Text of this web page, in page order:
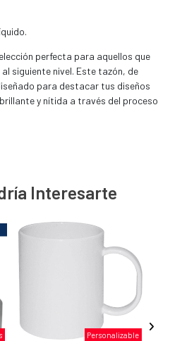
perfecta para aquellos que
siguiente nivel. Este tazón, de
para destacar tus diseños
y nítida a través del proceso
Interesarte
Personalizable